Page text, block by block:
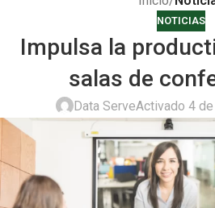
NOTICIAS
Impulsa la
salas de
Data ServeActivado 4